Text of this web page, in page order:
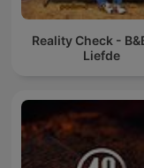
Reality Check -
Liefde